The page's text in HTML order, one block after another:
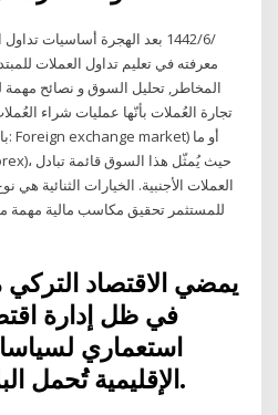
معرفته في تعليم تداول العملات
المخاطر, تحليل السوق و نصائح
تجارة العُملات بأنّها عمليات شراء
العملات الأجنبية. الخيارات الثنائية
للمستثمر تحقيق مكاسب مالية مهمة
يمضي الاقتصاد
في ظل إدارة
استعماري
الإقليمية تُحمل البلاد تكلفة لا تطيقها.